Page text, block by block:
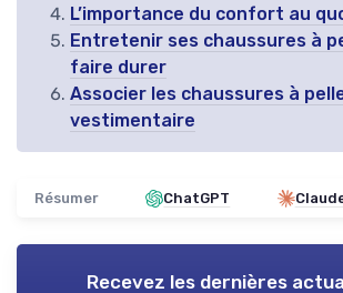
L’importance du confort au
Entretenir ses chaussures à
faire durer
Associer les chaussures à
vestimentaire
Résumer ChatGPT
Recevez les dernières